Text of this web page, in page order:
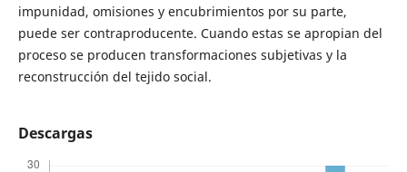
impunidad, omisiones y encubrimientos por su parte,
puede ser contraproducente. Cuando estas se apropian del
proceso se producen transformaciones subjetivas y la
reconstrucción del tejido social.
Descargas